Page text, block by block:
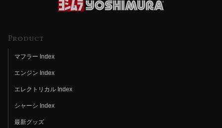
Product
マフラー Index
エンジン Index
エレクトリカル Index
シャーシ Index
最新グッズ